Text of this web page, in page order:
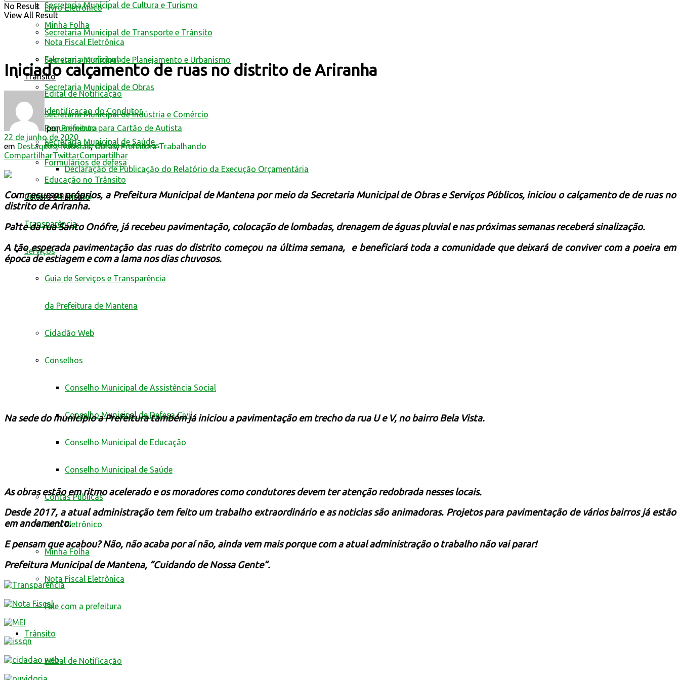
Livro Eletrônico
Minha Folha
Nota Fiscal Eletrônica
Fale com a prefeitura
Trânsito
Edital de Notificação
Identificacao do Condutor
Requerimento para Cartão de Autista
Resultado de defesa e recursos
Formulários de defesa
Educação no Trânsito
Cultura e Turismo
Secretaria Municipal de Cultura e Turismo
Secretaria Municipal de Transporte e Trânsito
Secretaria Municipal de Planejamento e Urbanismo
Secretaria Municipal de Obras
Secretaria Municipal de Indústria e Comércio
Secretaria Municipal de Saúde
Declaração de Publicação do Relatório da Execução Orçamentária
Central Multimídia
Transparência
Serviços
Guia de Serviços e Transparência
da Prefeitura de Mantena
Cidadão Web
Conselhos
Conselho Municipal de Assistência Social
Conselho Municipal de Defesa Civil
Conselho Municipal de Educação
Conselho Municipal de Saúde
Contas Públicas
Livro Eletrônico
Minha Folha
Nota Fiscal Eletrônica
Fale com a prefeitura
Trânsito
Edital de Notificação
No Result
View All Result
Iniciado calçamento de ruas no distrito de Ariranha
por Prefeitura
22 de junho de 2020
em Destaques,Notícias,Obras,Prefeitura Trabalhando
CompartilharTwittarCompartilhar
Com recursos próprios, a Prefeitura Municipal de Mantena por meio da Secretaria Municipal de Obras e Serviços Públicos, iniciou o calçamento de de ruas no
distrito de Ariranha.
Parte da rua Santo Onófre, já recebeu pavimentação, colocação de lombadas, drenagem de águas pluvial e nas próximas semanas receberá sinalização.
A tão esperada pavimentação das ruas do distrito começou na última semana, e beneficiará toda a comunidade que deixará de conviver com a poeira em
época de estiagem e com a lama nos dias chuvosos.
Na sede do município a Prefeitura também já iniciou a pavimentação em trecho darua U e V, no bairro Bela Vista.
As obras estão em ritmo acelerado e os moradores como condutores devem ter atenção redobrada nesses locais.
Desde 2017, a atual administração tem feito um trabalho extraordinário e as noticias são animadoras. Projetos para pavimentação de vários bairros já estão
em andamento.
E pensam que acabou? Não, não acaba por aí não, ainda vem mais porque com a atual administração o trabalho não vai parar!
Prefeitura Municipal de Mantena, “Cuidando de Nossa Gente”.